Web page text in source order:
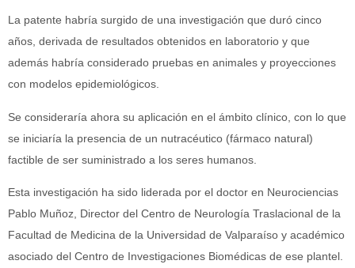
La patente habría surgido de una investigación que duró cinco
años, derivada de resultados obtenidos en laboratorio y que
además habría considerado pruebas en animales y proyecciones
con modelos epidemiológicos.
Se consideraría ahora su aplicación en el ámbito clínico, con lo que
se iniciaría la presencia de un nutracéutico (fármaco natural)
factible de ser suministrado a los seres humanos.
Esta investigación ha sido liderada por el doctor en Neurociencias
Pablo Muñoz, Director del Centro de Neurología Traslacional de la
Facultad de Medicina de la Universidad de Valparaíso y académico
asociado del Centro de Investigaciones Biomédicas de ese plantel.